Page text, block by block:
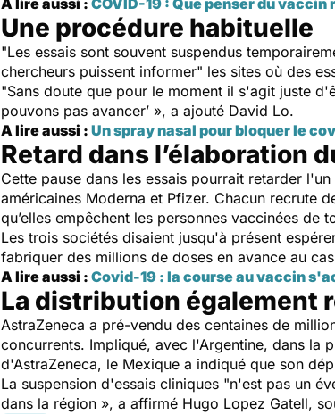
A lire aussi : COVID-19 : Que penser du vaccin
Une procédure habituelle
"Les essais sont souvent suspendus
chercheurs puissent informer" les sites où des
"Sans doute que pour le moment il s'agit juste
pouvons pas avancer’ », a ajouté David Lo.
A lire aussi : Un spray nasal pour bloquer le
Retard dans l’élaboration
Cette pause dans les essais pourrait retarder
américaines Moderna et Pfizer. Chacun recrute
qu’elles empêchent les personnes vaccinées de
Les trois sociétés disaient jusqu'à présent
fabriquer des millions de doses en avance au
A lire aussi : Covid-19 : la course au vaccin
La distribution également
AstraZeneca a pré-vendu des centaines de
concurrents. Impliqué, avec l'Argentine, dans la
d'AstraZeneca, le Mexique a indiqué que son
La suspension d'essais cliniques "n'est pas un
dans la région », a affirmé Hugo Lopez Gatell,